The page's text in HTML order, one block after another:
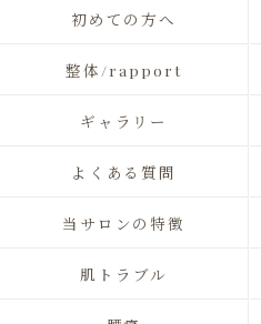
初めての方へ
整体/rapport
ギャラリー
よくある質問
当サロンの特徴
肌トラブル